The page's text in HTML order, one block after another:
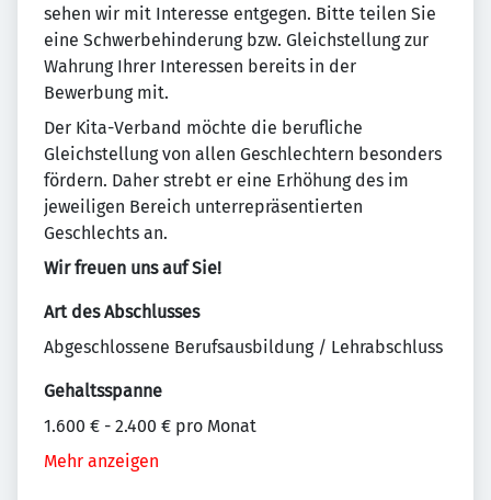
sehen wir mit Interesse entgegen. Bitte teilen Sie
eine Schwerbehinderung bzw. Gleichstellung zur
Wahrung Ihrer Interessen bereits in der
Bewerbung mit.
Der Kita-Verband möchte die berufliche
Gleichstellung von allen Geschlechtern besonders
fördern. Daher strebt er eine Erhöhung des im
jeweiligen Bereich unterrepräsentierten
Geschlechts an.
Wir freuen uns auf Sie!
Art des Abschlusses
Abgeschlossene Berufsausbildung / Lehrabschluss
Gehaltsspanne
1.600 € - 2.400 € pro Monat
Mehr anzeigen